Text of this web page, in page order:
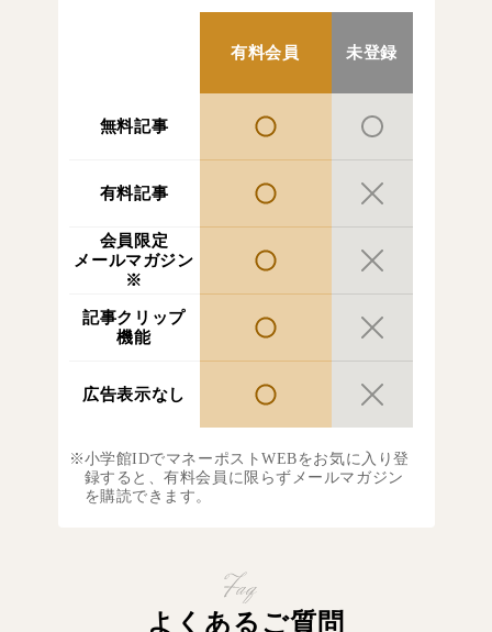
有料会員 未登録
無料記事
有料記事
会員限定
メールマガジン
※
記事クリップ
機能
広告表示なし
小学館IDでマネーポストWEBをお気に入り登
録すると、有料会員に限らずメールマガジン
を購読できます。
よくあるご質問